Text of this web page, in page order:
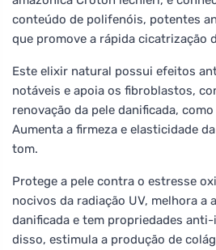
conteúdo de polifenóis, potentes
que promove a rápida cicatrização
Este elixir natural possui efeitos
notáveis e apoia os fibroblastos,
renovação da pele danificada,
Aumenta a firmeza e elasticidade
tom.
Protege a pele contra o estresse
nocivos da radiação UV, melhora a
danificada e tem propriedades
disso, estimula a produção de